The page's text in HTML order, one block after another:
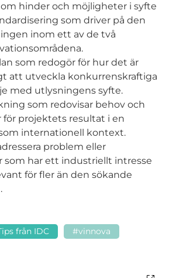
hinder och möjligheter i syfte
som driver på den
inom ett av de två
som redogör för hur det är
att utveckla konkurrenskraftiga
med utlysningens syfte.
som redovisar behov och
projektets resultat i en
internationell kontext.
problem eller
som har ett industriellt intresse
för fler än den sökande
från IDC #vinnova